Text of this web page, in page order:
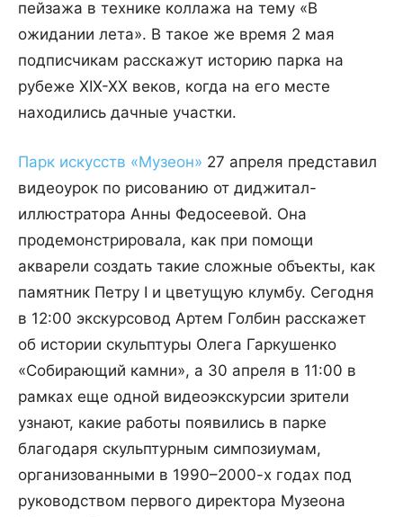
пейзажа в технике коллажа на тему «В
ожидании лета». В такое же время 2 мая
подписчикам расскажут историю парка на
рубеже XIX-XX веков, когда на его месте
находились дачные участки.
Парк искусств «Музеон» 27 апреля представил
видеоурок по рисованию от диджитал-
иллюстратора Анны Федосеевой. Она
продемонстрировала, как при помощи
акварели создать такие сложные объекты, как
памятник Петру I и цветущую клумбу. Сегодня
в 12:00 экскурсовод Артем Голбин расскажет
об истории скульптуры Олега Гаркушенко
«Собирающий камни», а 30 апреля в 11:00 в
рамках еще одной видеоэкскурсии зрители
узнают, какие работы появились в парке
благодаря скульптурным симпозиумам,
организованными в 1990–2000-х годах под
руководством первого директора Музеона